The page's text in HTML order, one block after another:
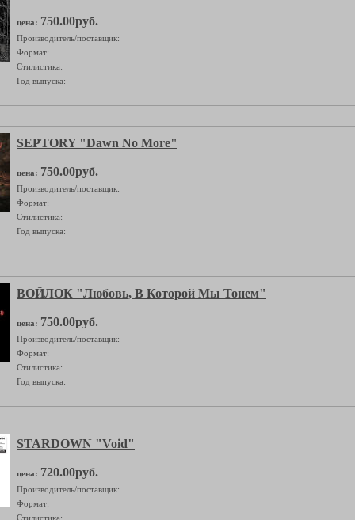
цена: 750.00руб.
Производитель/поставщик:
Формат:
Стилистика:
Год выпуска:
SEPTORY "Dawn No More"
цена: 750.00руб.
Производитель/поставщик:
Формат:
Стилистика:
Год выпуска:
ВОЙЛОК "Любовь, В Которой Мы Тонем"
цена: 750.00руб.
Производитель/поставщик:
Формат:
Стилистика:
Год выпуска:
STARDOWN "Void"
цена: 720.00руб.
Производитель/поставщик:
Формат:
Стилистика: